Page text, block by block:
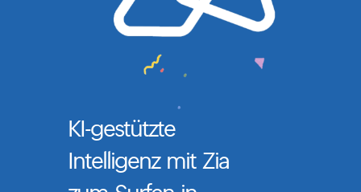
KI-gestützte
Intelligenz mit Zia